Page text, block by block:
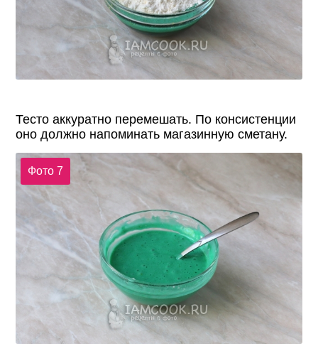
Тесто аккуратно перемешать. По консистенции
оно должно напоминать магазинную сметану.
Фото 7